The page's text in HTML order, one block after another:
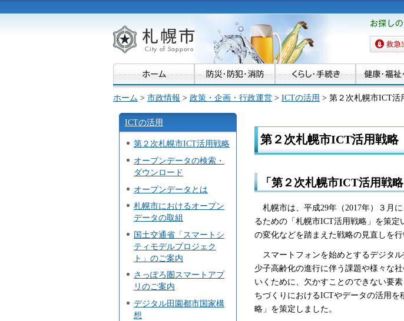
札幌市
お探し
か。
救急当
ホーム > 市政情報 > 政策・企画・行政運営 > ICTの活用 > 第２次札幌市ICT活
ICTの活用
第２次札幌市ICT活用戦略
オープンデータの検索・
ダウンロード
オープンデータとは
札幌市におけるオープン
データの取組
国土交通省「スマートシ
ティモデルプロジェク
ト」のご案内
さっぽろ圏スマートアプ
リのご案内
デジタル田園都市国家構
想
第２次札幌市ICT活用戦略
「第２次札幌市ICT活用戦
札幌市は、平成29年（2017年）３月
るための「札幌市ICT活用戦略」を策
の変化などを踏まえた戦略の見直しを
スマートフォンを始めとするデジタ
少子高齢化の進行に伴う課題や様々な
いくために、欠かすことのできない要
ちづくりにおけるICTやデータの活用
略」を策定しました。